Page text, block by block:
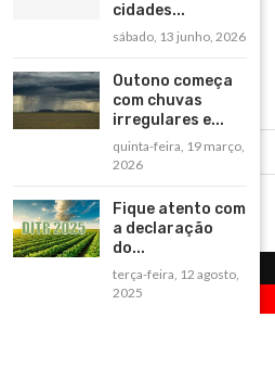
cidades...
sábado, 13 junho, 2026
Outono começa
com chuvas
irregulares e...
quinta-feira, 19 março,
2026
Fique atento com
a declaração
do...
terça-feira, 12 agosto,
2025